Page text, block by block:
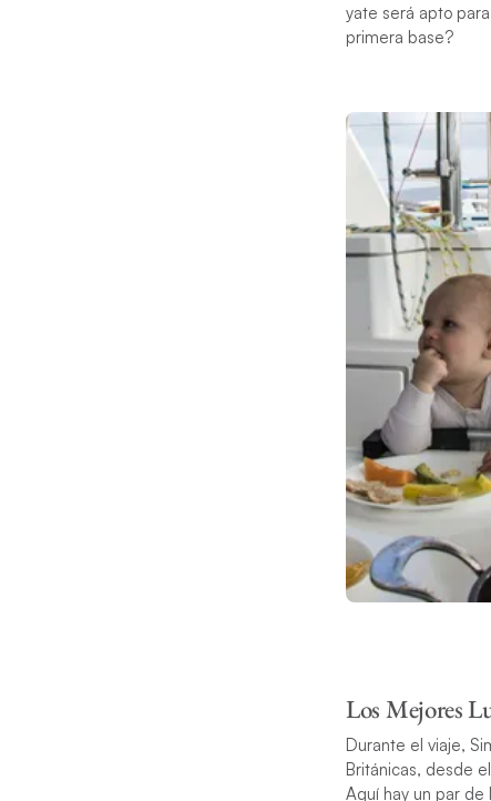
yate será apto
primera base?
Los Mejores
Durante el viaje,
Británicas, desde
Aquí hay un par de